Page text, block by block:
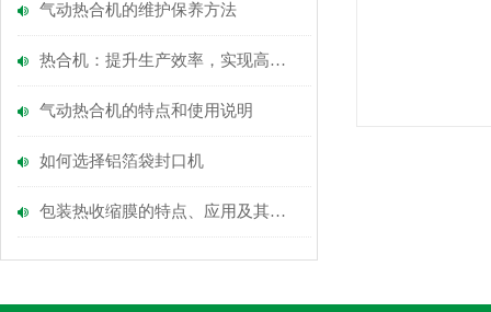
气动热合机的维护保养方法
热合机：提升生产效率，实现高效热合加工的利器
气动热合机的特点和使用说明
如何选择铝箔袋封口机
包装热收缩膜的特点、应用及其对环境的影响